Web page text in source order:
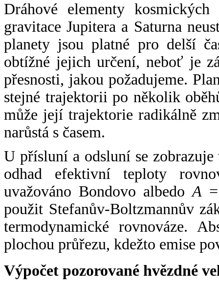
Dráhové elementy
gravitace Jupitera a Saturna
planety jsou platné pro delší
obtížné jejich určení, neboť je
přesnosti, jakou požadujeme.
stejné trajektorii po několik
může její trajektorie radikálně
narůstá s časem.
U přísluní a odsluní se
odhad efektivní teploty
uvažováno Bondovo albedoA
použit Stefanův-Boltzmannův
termodynamické rovnováze.
plochou průřezu, kdežto emise
Výpočet pozorované hvězdné